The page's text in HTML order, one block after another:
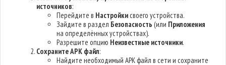
источников:
Перейдите в Настройкисвоего устройства.
Зайдите в раздел Безопасность (или Приложения
на определённых устройствах).
Разрешите опцию Неизвестные источники.
Сохраните APK файл:
Найдите необходимый APK файл в сети и сохраните